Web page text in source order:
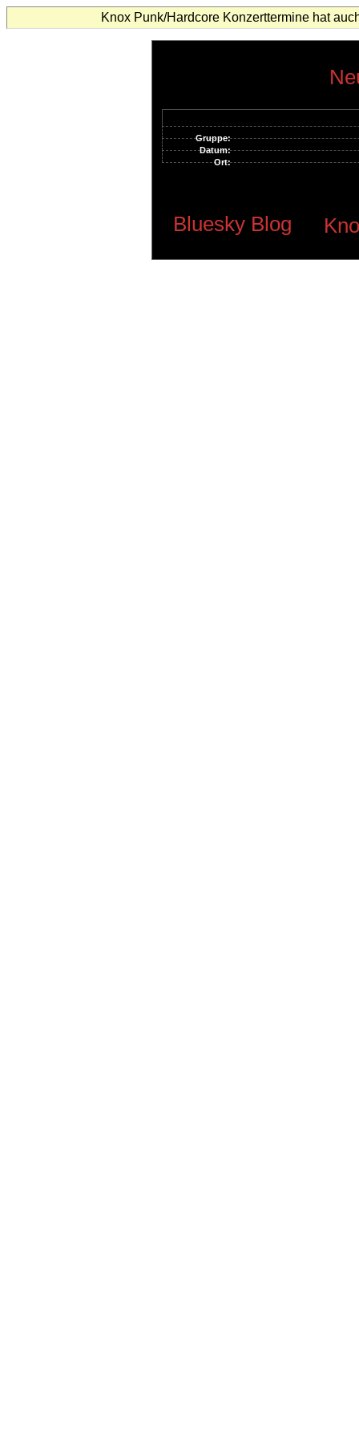
Knox Punk/Hardcore Konzerttermine hat
Gruppe:
Datum:
Ort:
Bluesky Blog